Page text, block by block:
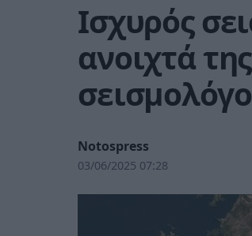
Ισχυρός
ανοιχτά
Notospress
03/06/2025 07:28